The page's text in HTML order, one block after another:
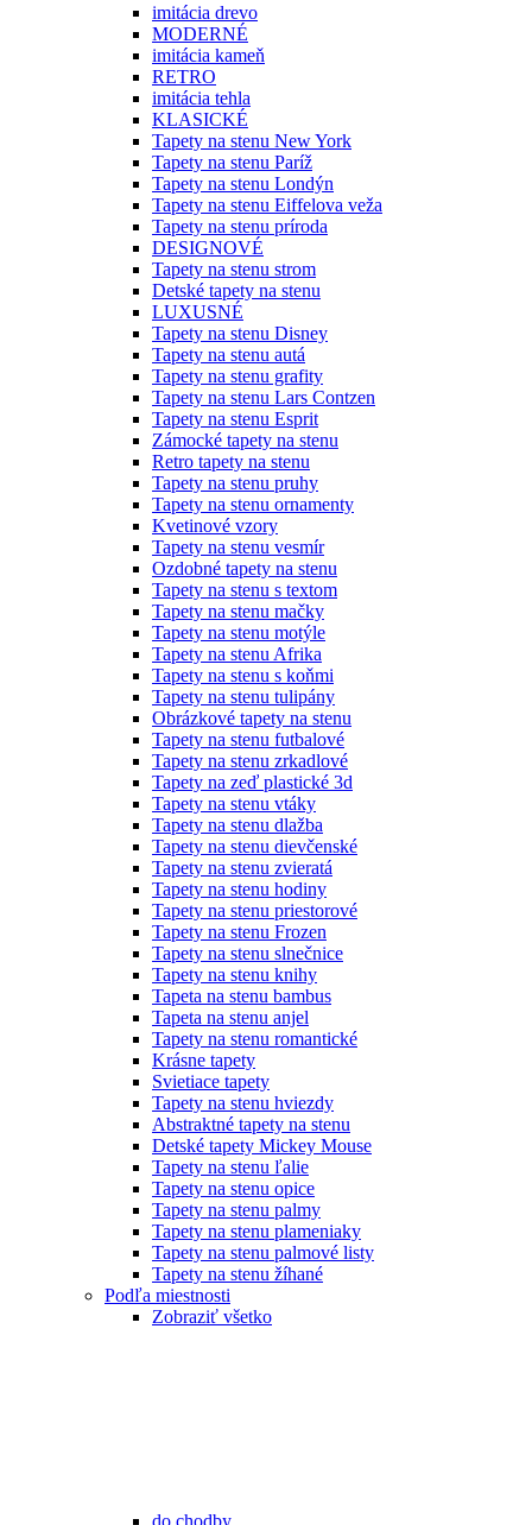
imitácia drevo
MODERNÉ
imitácia kameň
RETRO
imitácia tehla
KLASICKÉ
Tapety na stenu New York
Tapety na stenu Paríž
Tapety na stenu Londýn
Tapety na stenu Eiffelova veža
Tapety na stenu príroda
DESIGNOVÉ
Tapety na stenu strom
Detské tapety na stenu
LUXUSNÉ
Tapety na stenu Disney
Tapety na stenu autá
Tapety na stenu grafity
Tapety na stenu Lars Contzen
Tapety na stenu Esprit
Zámocké tapety na stenu
Retro tapety na stenu
Tapety na stenu pruhy
Tapety na stenu ornamenty
Kvetinové vzory
Tapety na stenu vesmír
Ozdobné tapety na stenu
Tapety na stenu s textom
Tapety na stenu mačky
Tapety na stenu motýle
Tapety na stenu Afrika
Tapety na stenu s koňmi
Tapety na stenu tulipány
Obrázkové tapety na stenu
Tapety na stenu futbalové
Tapety na stenu zrkadlové
Tapety na zeď plastické 3d
Tapety na stenu vtáky
Tapety na stenu dlažba
Tapety na stenu dievčenské
Tapety na stenu zvieratá
Tapety na stenu hodiny
Tapety na stenu priestorové
Tapety na stenu Frozen
Tapety na stenu slnečnice
Tapety na stenu knihy
Tapeta na stenu bambus
Tapeta na stenu anjel
Tapety na stenu romantické
Krásne tapety
Svietiace tapety
Tapety na stenu hviezdy
Abstraktné tapety na stenu
Detské tapety Mickey Mouse
Tapety na stenu ľalie
Tapety na stenu opice
Tapety na stenu palmy
Tapety na stenu plameniaky
Tapety na stenu palmové listy
Tapety na stenu žíhané
Podľa miestnosti
Zobraziť všetko
do chodby